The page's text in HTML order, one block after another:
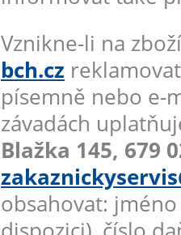
Vznikne-li na
bch.cz
písemně nebo e-
závadách
Blažka 145, 679
obsahovat: